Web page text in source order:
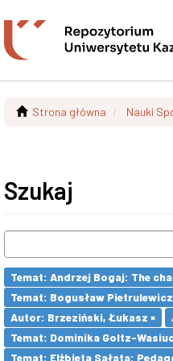
Strona główna Nauki
Szukaj
Temat: Andrzej Bogaj: The
Temat: Bogusław
Autor: Brzeziński, Łukasz ×
Temat: Dominika Goltz-
Temat: Elżbieta Sałata: